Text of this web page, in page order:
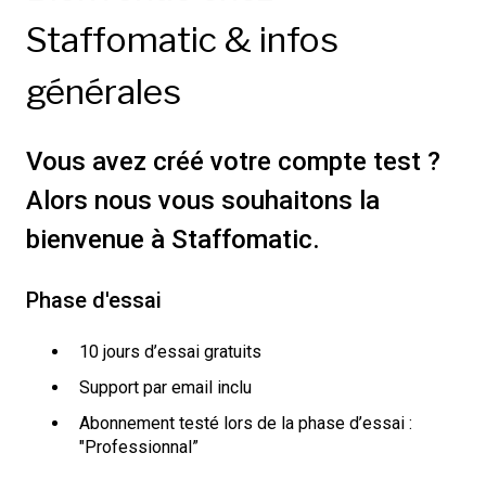
Staffomatic & infos
générales
Vous avez créé votre compte test ?
Alors nous vous souhaitons la
bienvenue à Staffomatic.
Phase d'essai
10 jours d’essai gratuits
Support par email inclu
Abonnement testé lors de la phase d’essai :
"Professionnal”